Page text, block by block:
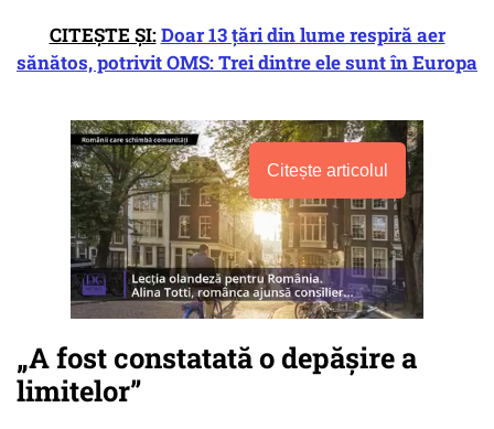
CITEȘTE ȘI:Doar 13 țări din lume respiră aer
sănătos, potrivit OMS: Trei dintre ele sunt în Europa
Citește articolul
„A fost constatată o depășire a
limitelor”